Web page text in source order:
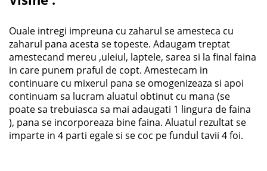
Ouale intregi impreuna cu zaharul se amesteca cu
zaharul pana acesta se topeste. Adaugam treptat
amestecand mereu ,uleiul, laptele, sarea si la final faina
in care punem praful de copt. Amestecam in
continuare cu mixerul pana se omogenizeaza si apoi
continuam sa lucram aluatul obtinut cu mana (se
poate sa trebuiasca sa mai adaugati 1 lingura de faina
), pana se incorporeaza bine faina. Aluatul rezultat se
imparte in 4 parti egale si se coc pe fundul tavii 4 foi.